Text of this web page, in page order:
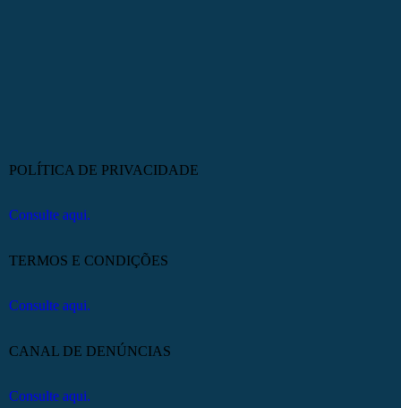
POLÍTICA DE PRIVACIDADE
Consulte aqui.
TERMOS E CONDIÇÕES
Consulte aqui.
CANAL DE DENÚNCIAS
Consulte aqui.